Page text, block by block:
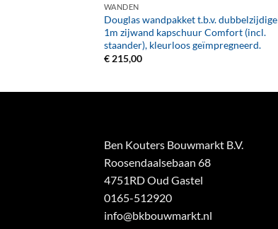
WANDEN
Douglas wandpakket t.b.v. dubbelzijdige
1m zijwand kapschuur Comfort (incl.
staander), kleurloos geïmpregneerd.
€215,00
Ben Kouters Bouwmarkt B.V.
Roosendaalsebaan 68
4751RD Oud Gastel
0165-512920
info@bkbouwmarkt.nl